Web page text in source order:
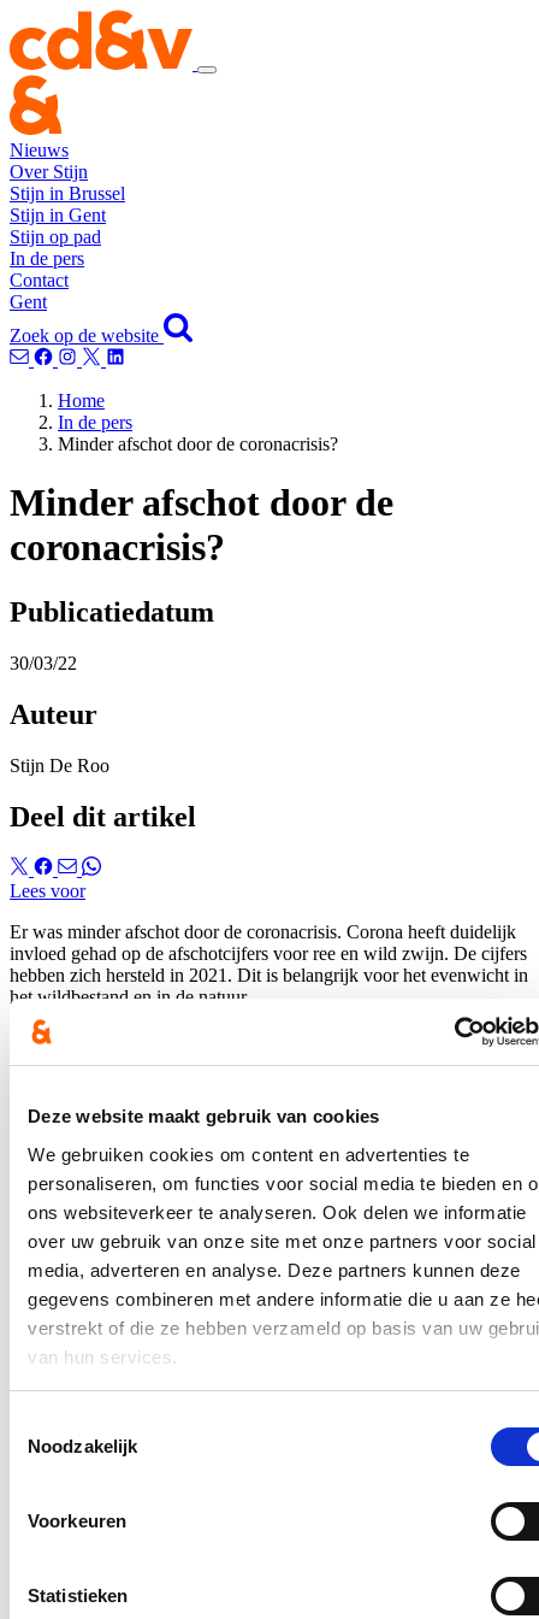
Deze website maakt gebruik van cookies
We gebruiken cookies om content en advertenties te
personaliseren, om functies voor social media te bieden en
ons websiteverkeer te analyseren. Ook delen we informatie
over uw gebruik van onze site met onze partners voor social
media, adverteren en analyse. Deze partners kunnen deze
gegevens combineren met andere informatie die u aan ze
verstrekt of die ze hebben verzameld op basis van uw
van hun services.
Noodzakelijk
Voorkeuren
Statistieken
Nieuws
Over Stijn
Stijn in Brussel
Stijn in Gent
Stijn op pad
In de pers
Contact
Gent
Zoek op de website
Home
In de pers
Minder afschot door de coronacrisis?
Minder afschot door de
coronacrisis?
Publicatiedatum
30/03/22
Auteur
Stijn De Roo
Deel dit artikel
Lees voor
Er was minder afschot door de coronacrisis. Corona heeft duidelijk
invloed gehad op de afschotcijfers voor ree en wild zwijn. De cijfers
hebben zich hersteld in 2021. Dit is belangrijk voor het evenwicht in
het wildbestand en in de natuur.
Hierover verscheen een artikel op de
website van Landbouwleven.
Het volledige persbericht kan uhierlezen.
In de pers
Nieuwe speeltuin in Ter Durmenpark komt er nog
dit jaar
05/08/26
Speelzones in de buurt zijn belangrijke ontmoetingsplaatsen voor
kinderen, ouders en buurtbewoners. Ze dragen bij aan de
leefbaarheid van de wijk en bieden kinderen de mogelijkheid om
haverklap vastrijden, krijgt ‘halve knip’
kunnen rijden.